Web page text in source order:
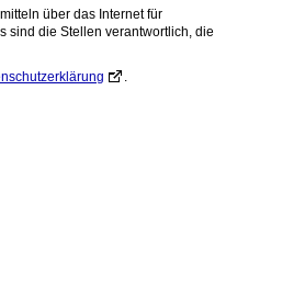
über das Internet für
sind die Stellen verantwortlich, die
.